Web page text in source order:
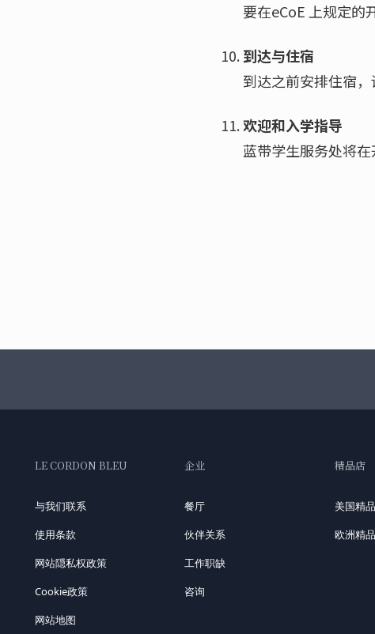
要在eCoE 上规定的
到达与住宿
到达之前安排住宿
欢迎和入学指导
蓝带学生服务处将
LE CORDON BLEU
与我们联系
使用条款
网站隠私权政策
Cookie政策
网站地图
企业
餐厅
伙伴关系
工作职缺
咨询
精品店
美国精
欧洲精